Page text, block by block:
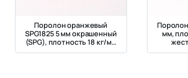
Поролон оранжевый
SPG1825 5 мм окрашенный
(SPG), плотность 18 кг/м³,
мм,